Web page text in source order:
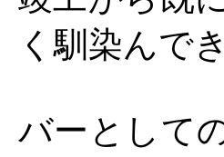
く馴染んで
バーとして